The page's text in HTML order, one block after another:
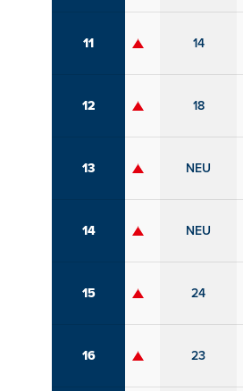
11 14
12 18
13 NEU
14 NEU
15 24
16 23